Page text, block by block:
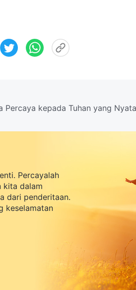
Percaya kepada Tuhan yang Nyata
Percayalah
kita dalam
dari penderitaan.
keselamatan